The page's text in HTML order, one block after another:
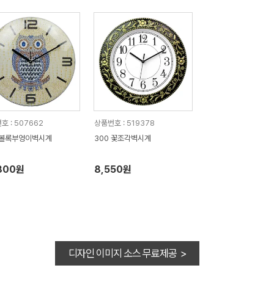
호 : 507662
록부엉이벽시계
원
상품번호 : 519378
300 꽃조각벽시계
8,550원
디자인 이미지 소스 무료제공 >